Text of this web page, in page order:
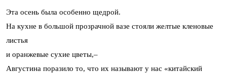
Эта осень была особенно щедрой.
На кухне в большой прозрачной вазе стояли желтые кленовые
листья
и оранжевые сухие цветы,–
Августина поразило то, что их называют у нас «китайский